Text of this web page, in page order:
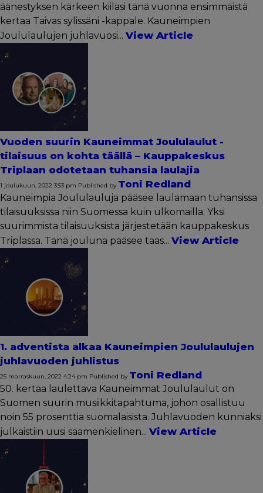
äänestyksen kärkeen kiilasi tänä vuonna ensimmäistä
kertaa Taivas sylissäni -kappale. Kauneimpien
Joululaulujen juhlavuosi... View Article
Vuoden suurin Kauneimmat Joululaulut -
tilaisuus on kohta täällä – Kauppakeskus
Triplaan odotetaan tuhansia laulajia
1 joulukuun, 2022 3:53 pm Published by Toni Redland
Kauneimpia Joululauluja pääsee laulamaan tuhansissa
tilaisuuksissa niin Suomessa kuin ulkomailla. Yksi
suurimmista tilaisuuksista järjestetään kauppakeskus
Triplassa. Tänä jouluna pääsee taas... View Article
1. adventista alkaa Kauneimpien Joululaulujen
juhlavuoden juhlistus
25 marraskuun, 2022 4:24 pm Published by Toni Redland
50. kertaa laulettava Kauneimmat Joululaulut on
Suomen suurin musiikkitapahtuma, johon osallistuu
noin 55 prosenttia suomalaisista. Juhlavuoden kunniaksi
julkaistiin uusi saamenkielinen... View Article